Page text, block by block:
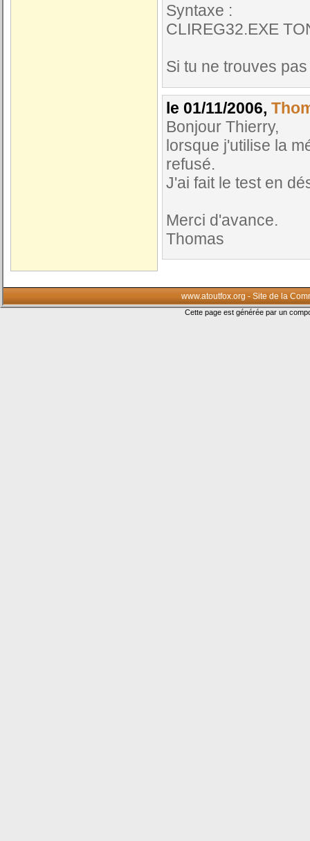
Syntaxe :
CLIREG32.EXE
Si tu ne trouves
le 01/11/2006,
Bonjour Thierry,
lorsque j'utilise la
refusé.
J'ai fait le test en
Merci d'avance.
Thomas
www.atoutfox.org - Site de la
Cette page est générée par un